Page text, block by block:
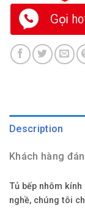
Description
Khách hàng
Tủ bếp nhôm
nghề, chúng tôi